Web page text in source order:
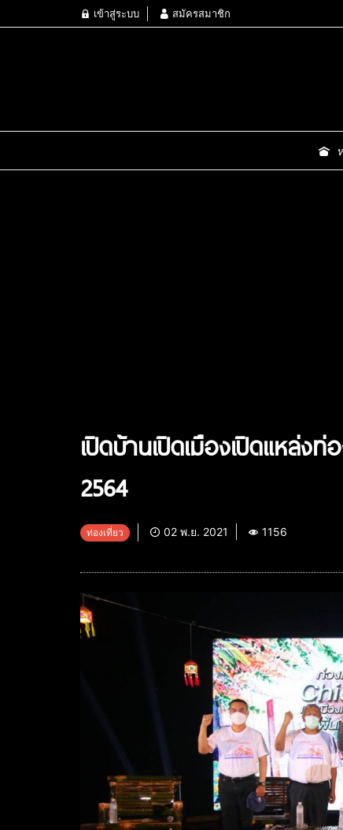
เข้าสู่ระบบ สมัครสมาชิก
เปิดบ้านเปิดเมืองเปิดแหล่
2564
ท่องเที่ยว 02 พ.ย. 2021 1156